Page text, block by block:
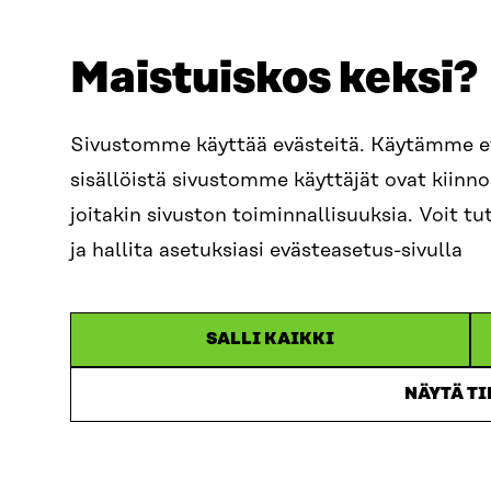
Maistuiskos keksi?
Sivustomme käyttää evästeitä. Käytämme
sisällöistä sivustomme käyttäjät ovat
joitakin sivuston toiminnallisuuksia. Voit
ja hallita asetuksiasi evästeasetus-sivulla
SALLI KAIKKI
NÄYTÄ
ADDRESS
160,
00181 Helsinki
How to get to Sitra?
BUSINESS ID
EMAIL